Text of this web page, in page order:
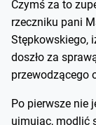
Czymś za to
rzeczniku pani
Stępkowskiego,
doszło za
przewodzącego
Po pierwsze nie
ujmując, modlić